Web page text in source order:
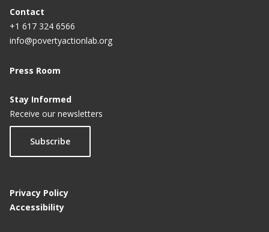
Contact
+1 617 324 6566
info@povertyactionlab.org
Press Room
Stay Informed
Receive our newsletters
Subscribe
Privacy Policy
Accessibility